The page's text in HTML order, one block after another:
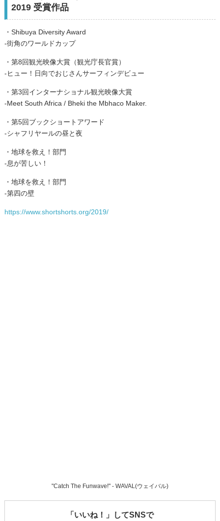
2019 受賞作品
・Shibuya Diversity Award
-街角のワールドカップ
・第8回観光映像大賞（観光庁長官賞）
-ヒュー！日向でおじさんサーフィンデビュー
・第3回インターナショナル観光映像大賞
-Meet South Africa / Bheki the Mbhaco Maker.
・第5回ブックショートアワード
-シャフリヤールの昼と夜
・地球を救え！部門
-息が苦しい！
・地球を救え！部門
-第四の壁
https://www.shortshorts.org/2019/
"Catch The Funwave!" - WAVAL(ウェイバル)
「いいね！」してSNSで